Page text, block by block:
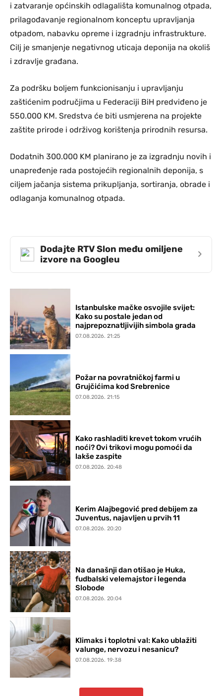
i zatvaranje općinskih odlagališta komunalnog otpada,
prilagođavanje regionalnom konceptu upravljanja
otpadom, nabavku opreme i izgradnju infrastrukture.
Cilj je smanjenje negativnog uticaja deponija na okoliš
i zdravlje građana.
Za podršku boljem funkcionisanju i upravljanju
zaštićenim područjima u Federaciji BiH predviđeno je
550.000 KM. Sredstva će biti usmjerena na projekte
zaštite prirode i održivog korištenja prirodnih resursa.
Dodatnih 300.000 KM planirano je za izgradnju novih i
unapređenje rada postojećih regionalnih deponija, s
ciljem jačanja sistema prikupljanja, sortiranja, obrade i
odlaganja komunalnog otpada.
Dodajte RTV Slon među omiljene
izvore na Googleu
›
Istanbulske mačke osvojile svijet:
Kako su postale jedan od
najprepoznatljivijih simbola grada
07.08.2026. 21:25
Požar na povratničkoj farmi u
Grujčićima kod Srebrenice
07.08.2026. 21:15
Kako rashladiti krevet tokom vrućih
noći? Ovi trikovi mogu pomoći da
lakše zaspite
07.08.2026. 20:48
Kerim Alajbegović pred debijem za
Juventus, najavljen u prvih 11
07.08.2026. 20:20
Na današnji dan otišao je Huka,
fudbalski velemajstor i legenda
Slobode
07.08.2026. 20:04
Klimaks i toplotni val: Kako ublažiti
valunge, nervozu i nesanicu?
07.08.2026. 19:38